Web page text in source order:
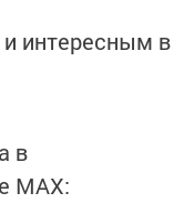
интересным в
в
MАХ: